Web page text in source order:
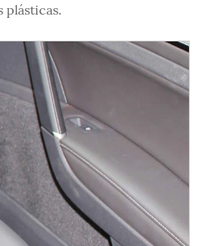
plásticas.